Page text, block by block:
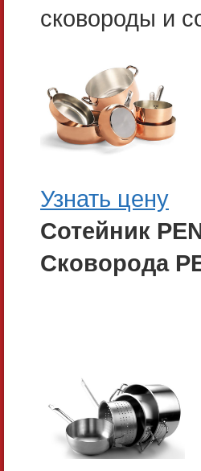
сковороды и
Узнать цену
Сотейник
Сковорода